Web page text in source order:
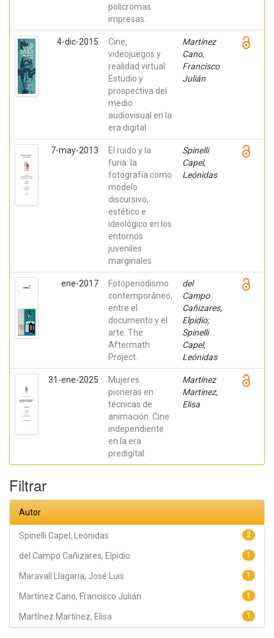
policromas
impresas.
4-dic-2015
Cine,
videojuegos y
realidad virtual:
Estudio y
prospectiva del
medio
audiovisual en la
era digital
Martínez
Cano,
Francisco
Julián
7-may-2013
El ruido y la
furia: la
fotografía como
modelo
discursivo,
estético e
ideológico en los
entornos
juveniles
marginales
Spinelli
Capel,
Leónidas
ene-2017
Fotoperiodismo
contemporáneo,
entre el
documento y el
arte. The
Aftermath
Project.
del
Campo
Cañizares,
Elpidio;
Spinelli
Capel,
Leónidas
31-ene-2025
Mujeres
pioneras en
técnicas de
animación. Cine
independiente
en la era
predigital.
Martínez
Martínez,
Elisa
Filtrar
Autor
2
Spinelli Capel, Leónidas
1
del Campo Cañizares, Elpidio
1
Maravall Llagaria, José Luis
1
Martínez Cano, Francisco Julián
1
Martínez Martínez, Elisa